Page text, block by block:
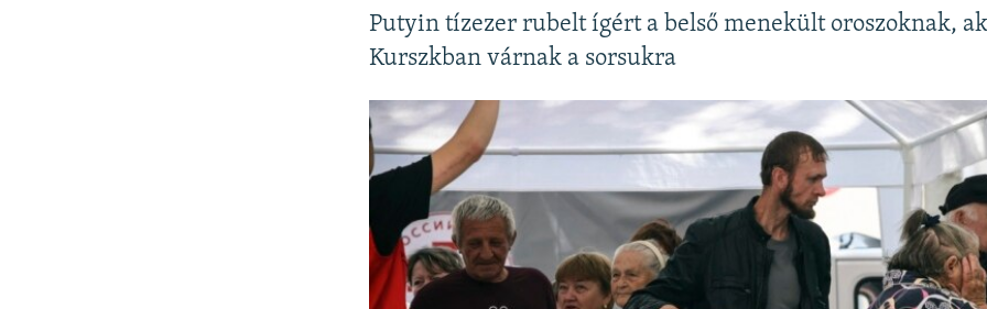
Putyin tízezer rubelt ígért a belső menekült oroszoknak,
Kurszkban várnak a sorsukra